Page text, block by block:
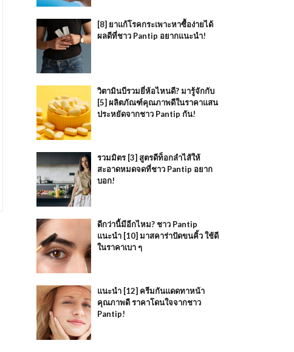
[8] ยาแก้โรคกระเพาะหาซื้อง่ายได้
ผลดีที่ชาว Pantip อยากแนะนำ!
วิตามินบีรวมยี่ห้อไหนดี? มารู้จักกับ
[5] ผลิตภัณฑ์คุณภาพดีในราคาแสน
ประหยัดจากชาว Pantip กัน!
รวมมิตร [3] สูตรดีท็อกลำไส้ให้
สะอาดหมดจดที่ชาว Pantip อยาก
บอก!
ดีกว่านี้มีอีกไหม? ชาว Pantip
แนะนำ [10] มาสคาร่าปัดขนคิ้ว ใช้ดี
ในราคาเบา ๆ
แนะนำ [12] ครีมกันแดดทาหน้า
คุณภาพดี ราคาโดนใจจากชาว
Pantip!